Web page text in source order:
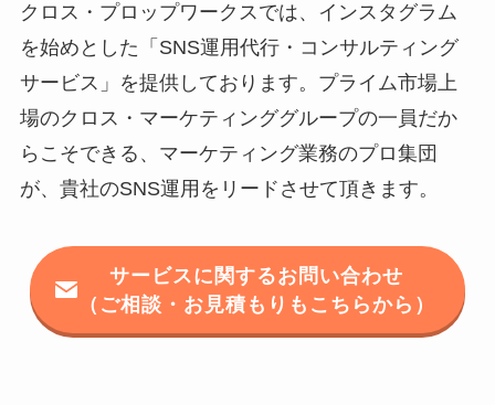
クロス・プロップワークスでは、インスタグラム
を始めとした「SNS運用代行・コンサルティング
サービス」を提供しております。プライム市場上
場のクロス・マーケティンググループの一員だか
らこそできる、マーケティング業務のプロ集団
が、貴社のSNS運用をリードさせて頂きます。
サービスに関するお問い合わせ
（ご相談・お見積もりもこちらから）